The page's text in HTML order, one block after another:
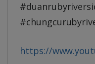
https://